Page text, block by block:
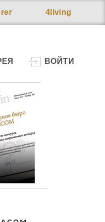
4living
ВОЙТИ